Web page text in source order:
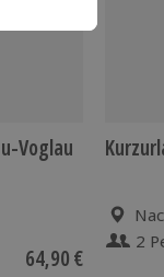
Voglau
64,90 €
2